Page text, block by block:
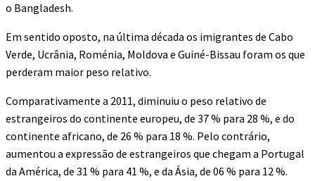
o Bangladesh.
Em sentido oposto, na última década os imigrantes de Cabo
Verde, Ucrânia, Roménia, Moldova e Guiné-Bissau foram os que
perderam maior peso relativo.
Comparativamente a 2011, diminuiu o peso relativo de
estrangeiros do continente europeu, de 37 % para 28 %, e do
continente africano, de 26 % para 18 %. Pelo contrário,
aumentou a expressão de estrangeiros que chegam a Portugal
da América, de 31 % para 41 %, e da Ásia, de 06 % para 12 %.